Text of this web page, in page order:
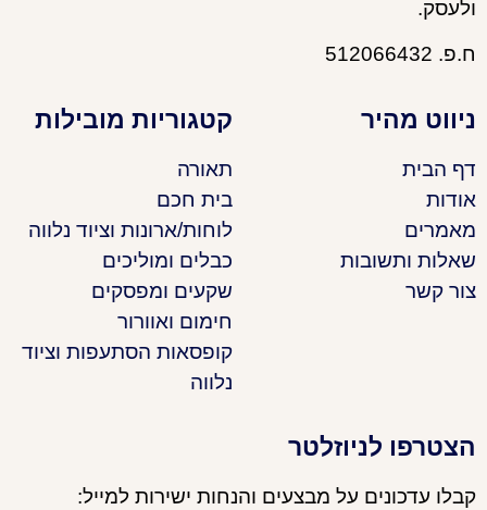
ולעסק.
ח.פ. 512066432
ניווט מהיר
דף הבית
אודות
מאמרים
שאלות ותשובות
צור קשר
קטגוריות מובילות
תאורה
בית חכם
לוחות/ארונות וציוד נלווה
כבלים ומוליכים
שקעים ומפסקים
חימום ואוורור
קופסאות הסתעפות וציוד
נלווה
הצטרפו לניוזלטר
קבלו עדכונים על מבצעים והנחות ישירות למייל: